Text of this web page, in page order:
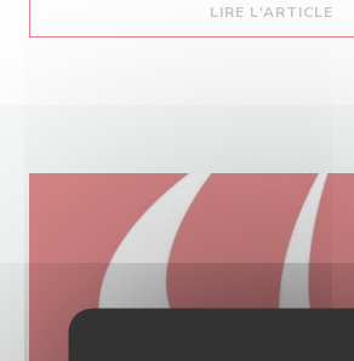
LIRE L'ARTICLE